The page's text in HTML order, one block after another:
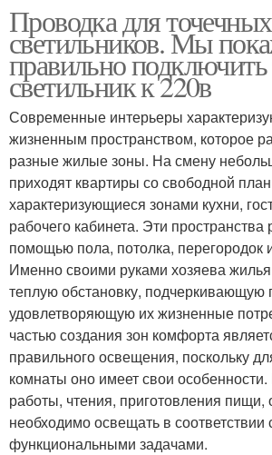
Точечные светильники
Светильники для
натяжных потолков
Проводка для точечных
светильников. Мы
правильно
светильник к 220в
Современные интерьеры
жизненным пространством, которое
разные жилые зоны. На смену
приходят квартиры со свободной
характеризующиеся зонами кухни,
рабочего кабинета. Эти пространства
помощью пола, потолка, перегородок
Именно своими руками хозяева
теплую обстановку,
удовлетворяющую их жизненные
частью создания зон комфорта
правильного освещения, поскольку
комнаты оно имеет свои
работы, чтения, приготовления пищи,
необходимо освещать в соответствии
функциональными задачами.